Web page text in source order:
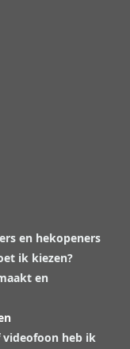
en hekopeners
ik kiezen?
en
heb ik